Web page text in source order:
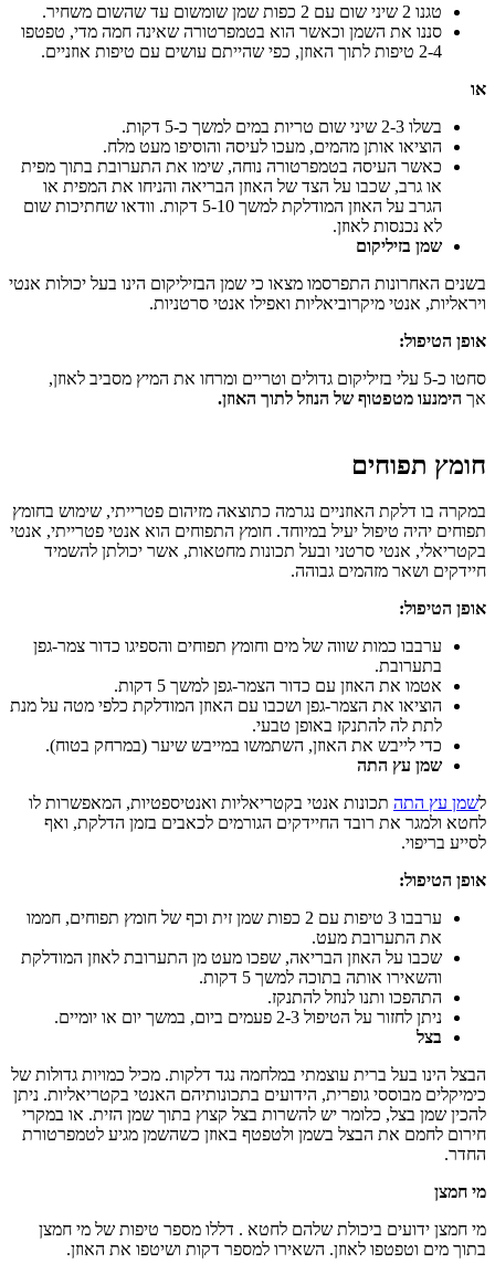
טגנו 2 שיני שום עם 2 כפות שמן שומשום עד שהשום משחיר.
סננו את השמן וכאשר הוא בטמפרטורה שאינה חמה מדי, טפטפו
2-4 טיפות לתוך האוזן, כפי שהייתם עושים עם טיפות אוזניים.
או
בשלו 2-3 שיני שום טריות במים למשך כ-5 דקות.
הוציאו אותן מהמים, מעכו לעיסה והוסיפו מעט מלח.
כאשר העיסה בטמפרטורה נוחה, שימו את התערובת בתוך מפית
או גרב, שכבו על הצד של האוזן הבריאה והניחו את המפית או
הגרב על האוזן המודלקת למשך 5-10 דקות. וודאו שחתיכות שום
לא נכנסות לאוזן.
שמן בזיליקום
בשנים האחרונות התפרסמו מצאו כי שמן הבזיליקום הינו בעל יכולות אנטי
ויראליות, אנטי מיקרוביאליות ואפילו אנטי סרטניות.
אופן הטיפול:
סחטו כ-5 עלי בזיליקום גדולים וטריים ומרחו את המיץ מסביב לאוזן,
אך הימנעו מטפטוף של הנוזל לתוך האוזן.
חומץ תפוחים
במקרה בו דלקת האוזניים נגרמה כתוצאה מזיהום פטרייתי, שימוש בחומץ
תפוחים יהיה טיפול יעיל במיוחד. חומץ התפוחים הוא אנטי פטרייתי, אנטי
בקטריאלי, אנטי סרטני ובעל תכונות מחטאות, אשר יכולתן להשמיד
חיידקים ושאר מזהמים גבוהה.
אופן הטיפול:
ערבבו כמות שווה של מים וחומץ תפוחים והספיגו כדור צמר-גפן
בתערובת.
אטמו את האוזן עם כדור הצמר-גפן למשך 5 דקות.
הוציאו את הצמר-גפן ושכבו עם האוזן המודלקת כלפי מטה על מנת
לתת לה להתנקז באופן טבעי.
כדי לייבש את האוזן, השתמשו במייבש שיער (במרחק בטוח).
שמן עץ התה
לשמן עץ התה תכונות אנטי בקטריאליות ואנטיספטיות, המאפשרות לו
לחטא ולמגר את רובד החיידקים הגורמים לכאבים בזמן הדלקת, ואף
לסייע בריפוי.
אופן הטיפול:
ערבבו 3 טיפות עם 2 כפות שמן זית וכף של חומץ תפוחים, חממו
את התערובת מעט.
שכבו על האוזן הבריאה, שפכו מעט מן התערובת לאוזן המודלקת
והשאירו אותה בתוכה למשך 5 דקות.
התהפכו ותנו לנוזל להתנקז.
ניתן לחזור על הטיפול 2-3 פעמים ביום, במשך יום או יומיים.
בצל
הבצל הינו בעל ברית עוצמתי במלחמה נגד דלקות. מכיל כמויות גדולות של
כימיקלים מבוססי גופרית, הידועים בתכונותיהם האנטי בקטריאליות. ניתן
להכין שמן בצל, כלומר יש להשרות בצל קצוץ בתוך שמן הזית. או במקרי
חירום לחמם את הבצל בשמן ולטפטף באוזן כשהשמן מגיע לטמפרטורת
החדר.
מי חמצן
מי חמצן ידועים ביכולת שלהם לחטא . דללו מספר טיפות של מי חמצן
בתוך מים וטפטפו לאוזן. השאירו למספר דקות ושיטפו את האוזן.